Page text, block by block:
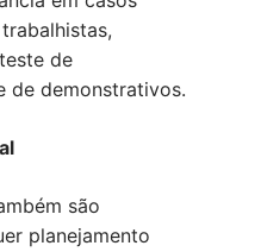
de
de demonstrativos.
são
planejamento